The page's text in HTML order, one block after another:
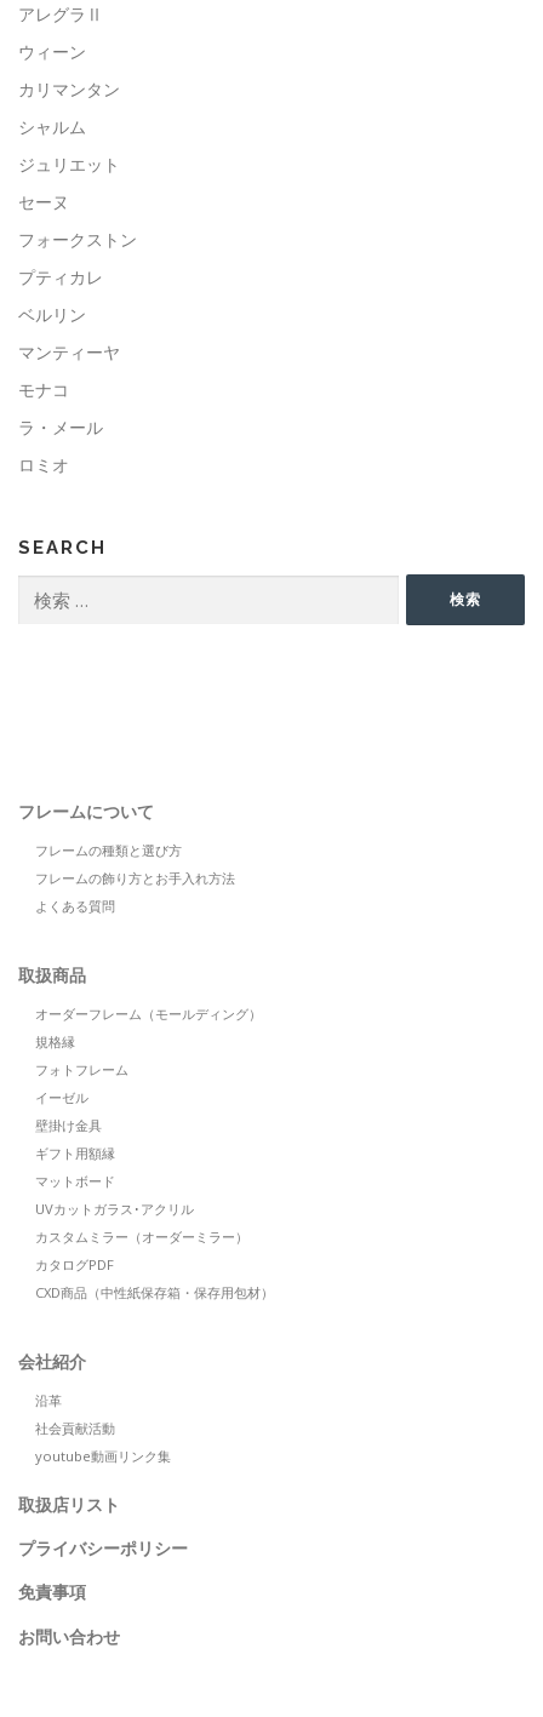
アレグラⅡ
ウィーン
カリマンタン
シャルム
ジュリエット
セーヌ
フォークストン
プティカレ
ベルリン
マンティーヤ
モナコ
ラ・メール
ロミオ
SEARCH
索:
検索
フレームについて
フレームの種類と選び方
フレームの飾り方とお手入れ方法
よくある質問
取扱商品
オーダーフレーム（モールディング）
規格縁
フォトフレーム
イーゼル
壁掛け金具
ギフト用額縁
マットボード
UVカットガラス･アクリル
カスタムミラー（オーダーミラー）
カタログPDF
CXD商品（中性紙保存箱・保存用包材）
会社紹介
沿革
社会貢献活動
youtube動画リンク集
取扱店リスト
プライバシーポリシー
免責事項
お問い合わせ